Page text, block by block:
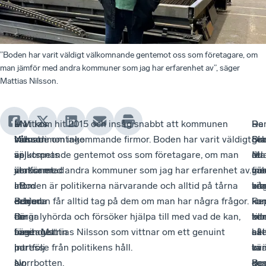
”Boden har varit väldigt välkomnande gentemot oss som företagare, om
man jämför med andra kommuner som jag har erfarenhet av”, säger
Mattias Nilsson.
LN
Industrimontage
är
verksamt
inom
den
tunga
basindustrin
i
Norrbotten.
–
Vår
spjutspets
är
att
erbjuda
en
bred
portfölj
av
Mattias
Nilsson
är
stationerad
i
Boden
där
företaget
har
sin
– Vi kom hit 2015 och insåg snabbt att kommunen
värnade om inkommande firmor. Boden har varit väldigt
välkomnande gentemot oss som företagare, om man
jämför med andra kommuner som jag har erfarenhet av.
I Boden är politikerna närvarande och alltid på tårna
och man får alltid tag på dem om man har några frågor.
De är lyhörda och försöker hjälpa till med vad de kan,
säger Mattias Nilsson som vittnar om ett genuint
intresse från politikens håll.
–
du
i
så
de
De
till
ta
–
är